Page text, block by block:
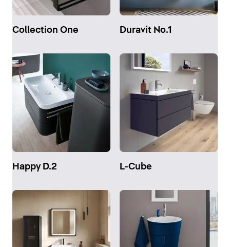
Collection One Duravit No.1
Happy D.2 L-Cube